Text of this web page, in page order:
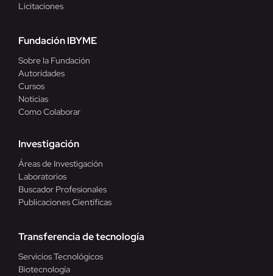
Licitaciones
Fundación IBYME
Sobre la Fundación
Autoridades
Cursos
Noticias
Como Colaborar
Investigación
Áreas de Investigación
Laboratorios
Buscador Profesionales
Publicaciones Científicas
Transferencia de tecnología
Servicios Tecnológicos
Biotecnología